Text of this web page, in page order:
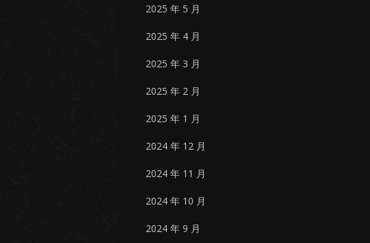
2025 年 5 月
2025 年 4 月
2025 年 3 月
2025 年 2 月
2025 年 1 月
2024 年 12 月
2024 年 11 月
2024 年 10 月
2024 年 9 月